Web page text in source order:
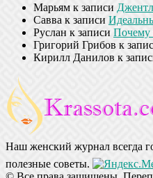
Марьям к записи
Савва к записи
Руслан к записи Почему
Григорий Грибов к
Кирилл Данилов к
Наш женский журнал всегда
полезные советы.